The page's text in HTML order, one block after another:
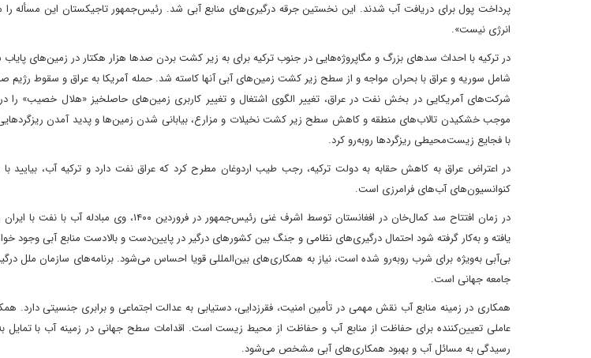
پرداخت پول برای دریافت آب شدند. این نخستین جرقه درگیری‌های منابع آبی شد. رئیس‌جمهور تاجیکستان این مسأله
انرژی نیست».
در ترکیه با احداث سدهای بزرگ و مگاپروژه‌هایی در جنوب ترکیه برای به زیر کشت بردن صدها هزار هکتار در زمین‌های
شرکت‌های آمریکایی در بخش نفت در عراق، تغییر الگوی اشتغال و تغییر کاربری زمین‌های حاصلخیز «هلال خصیب» را
موجب خشکیدن تالاب‌های منطقه و کاهش سطح زیر کشت نخیلات و مزارع، بیابانی شدن زمین‌ها و پدید آمدن
با فجایع زیست‌محیطی ریزگردها روبه‌رو کرد.
در اعتراض عراق به کاهش حقابه به دولت ترکیه، رجب طیب اردوغان مطرح کرد که عراق نفت دارد و ترکیه آب، بیایید با
کنوانسیون‌های آب‌های فرامرزی است.
در زمان افتتاح سد کمال‌خان در افغانستان توسط اشرف غنی
یافته و به‌کار گرفته شود احتمال درگیری‌های نظامی و جنگ بین کشورهای درگیر در پایین‌دست و بالادست منابع آبی وجود
بی‌آبی به‌ویژه برای شرب روبه‌رو شده است، نیاز به همکاری‌های بین‌المللی قویا احساس می‌شود. برنامه‌های سازمان ملل
جامعه جهانی است.
همکاری در زمینه منابع آب نقش مهمی در تأمین امنیت، فقرزدایی، دستیابی به عدالت اجتماعی و برابری جنسیتی دارد.
عاملی تعیین‌کننده برای حفاظت از منابع آب و حفاظت از محیط زیست است. اقدامات سطح جهانی در زمینه آب با تمایل
رسیدگی به مسائل آب و بهبود همکاری‌های آبی مشخص می‌شود.